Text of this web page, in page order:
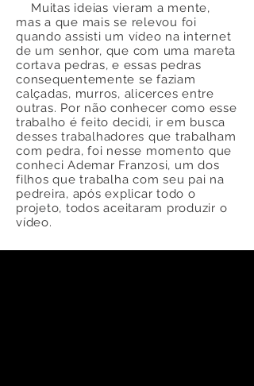
Muitas ideias vieram a mente,
mas a que mais se relevou foi
quando assisti um vídeo na internet
de um senhor, que com uma mareta
cortava pedras, e essas pedras
consequentemente se faziam
calçadas, murros, alicerces entre
outras. Por não conhecer como esse
trabalho é feito decidi, ir em busca
desses trabalhadores que trabalham
com pedra, foi nesse momento que
conheci Ademar Franzosi, um dos
filhos que trabalha com seu pai na
pedreira, após explicar todo o
projeto, todos aceitaram produzir o
vídeo.